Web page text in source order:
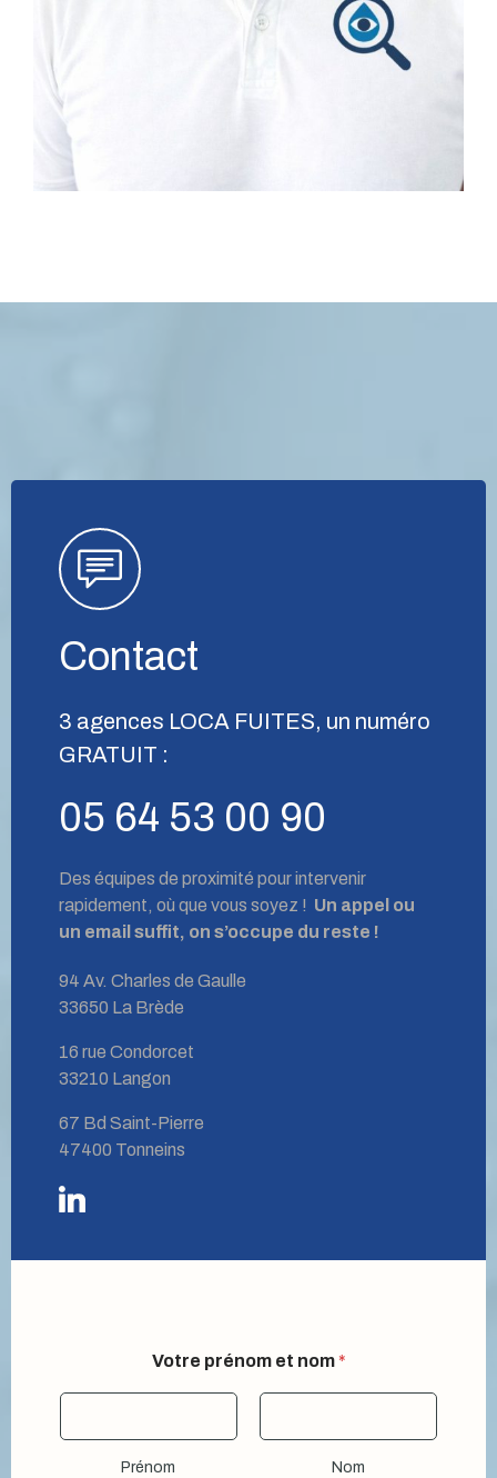
Contact
3 agences LOCA FUITES, un numéro
GRATUIT :
05 64 53 00 90
Des équipes de proximité pour intervenir
rapidement, où que vous soyez ! Un appel ou
un email suffit, on s’occupe du reste !
94 Av. Charles de Gaulle
33650 La Brède
16 rue Condorcet
33210 Langon
67 Bd Saint-Pierre
47400 Tonneins
Votre prénom et nom *
Prénom Nom